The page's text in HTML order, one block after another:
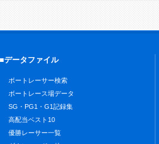
■データファイル
ボートレーサー検索
ボートレース場データ
SG・PG1・G1記録集
高配当ベスト10
優勝レーサー一覧